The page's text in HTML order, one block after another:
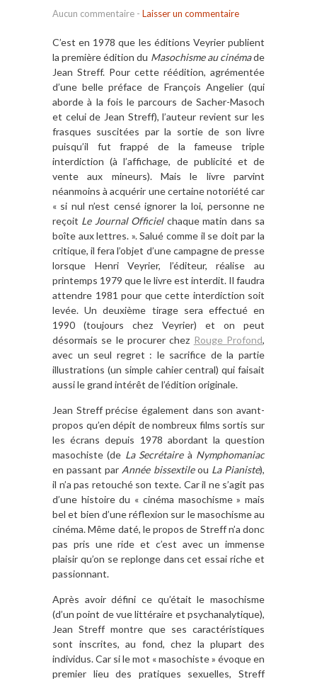
Aucun commentaire - Laisser un commentaire
C’est en 1978 que les éditions Veyrier publient
la première édition du Masochisme au cinémade
Jean Streff. Pour cette réédition, agrémentée
d’une belle préface de François Angelier (qui
aborde à la fois le parcours de Sacher-Masoch
et celui de Jean Streff), l’auteur revient sur les
frasques suscitées par la sortie de son livre
puisqu’il fut frappé de la fameuse triple
interdiction (à l’affichage, de publicité et de
vente aux mineurs). Mais le livre parvint
néanmoins à acquérir une certaine notoriété car
« si nul n’est censé ignorer la loi, personne ne
reçoit Le Journal Officielchaque matin dans sa
boîte aux lettres. ». Salué comme il se doit par la
critique, il fera l’objet d’une campagne de presse
lorsque Henri Veyrier, l’éditeur, réalise au
printemps 1979 que le livre est interdit. Il faudra
attendre 1981 pour que cette interdiction soit
levée. Un deuxième tirage sera effectué en
1990 (toujours chez Veyrier) et on peut
désormais se le procurer chez Rouge Profond,
avec un seul regret : le sacrifice de la partie
illustrations (un simple cahier central) qui faisait
aussi le grand intérêt de l’édition originale.
Jean Streff précise également dans son avant-
propos qu’en dépit de nombreux films sortis sur
les écrans depuis 1978 abordant la question
masochiste (de La Secrétaireà Nymphomaniac
en passant par Année bissextileou La Pianiste),
il n’a pas retouché son texte. Car il ne s’agit pas
d’une histoire du « cinéma masochisme » mais
bel et bien d’une réflexion sur le masochisme au
cinéma. Même daté, le propos de Streff n’a donc
pas pris une ride et c’est avec un immense
plaisir qu’on se replonge dans cet essai riche et
passionnant.
Après avoir défini ce qu’était le masochisme
(d’un point de vue littéraire et psychanalytique),
Jean Streff montre que ses caractéristiques
sont inscrites, au fond, chez la plupart des
individus. Car si le mot « masochiste » évoque en
premier lieu des pratiques sexuelles, Streff